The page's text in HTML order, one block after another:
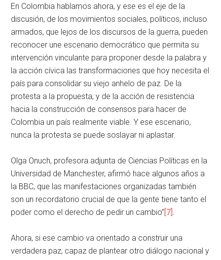
En Colombia hablamos ahora, y ese es el eje de la
discusión, de los movimientos sociales, políticos, incluso
armados, que lejos de los discursos de la guerra, pueden
reconocer une escenario democrático que permita su
intervención vinculante para proponer desde la palabra y
la acción cívica las transformaciones que hoy necesita el
país para consolidar su viejo anhelo de paz. De la
protesta a la propuesta, y de la acción de resistencia
hacia la construcción de consensos para hacer de
Colombia un país realmente viable. Y ese escenario,
nunca la protesta se puede soslayar ni aplastar.
Olga Onuch, profesora adjunta de Ciencias Políticas en la
Universidad de Manchester, afirmó hace algunos años a
la BBC, que las manifestaciones organizadas también
son un recordatorio crucial de que la gente tiene tanto el
poder como el derecho de pedir un cambio”[7].
Ahora, si ese cambio va orientado a construir una
verdadera paz, capaz de plantear otro diálogo nacional y